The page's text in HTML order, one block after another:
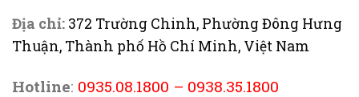
Địa chỉ: 372 Trường Chinh, Phường Đông Hưng
Thuận, Thành phố Hồ Chí Minh, Việt Nam
Hotline: 0935.08.1800 – 0938.35.1800